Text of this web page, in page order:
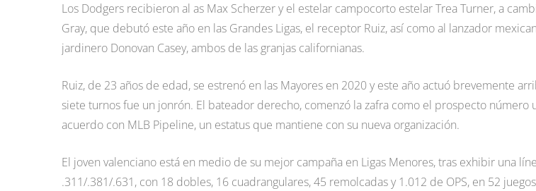
Los Dodgers recibieron al as Max Scherzer y el estelar campocorto estelar Trea Turner, a
Gray, que debutó este año en las Grandes Ligas, el receptor Ruiz, así como al lanzador
jardinero Donovan Casey, ambos de las granjas californianas.
Ruiz, de 23 años de edad, se estrenó en las Mayores en 2020 y este año actuó brevemente
siete turnos fue un jonrón. El bateador derecho, comenzó la zafra como el prospecto número
acuerdo con MLB Pipeline, un estatus que mantiene con su nueva organización.
El joven valenciano está en medio de su mejor campaña en Ligas Menores, tras exhibir una
.311/.381/.631, con 18 dobles, 16 cuadrangulares, 45 remolcadas y 1.012 de OPS, en 52